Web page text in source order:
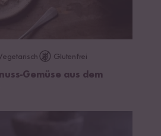
Glutenfrei
Gemüse aus dem